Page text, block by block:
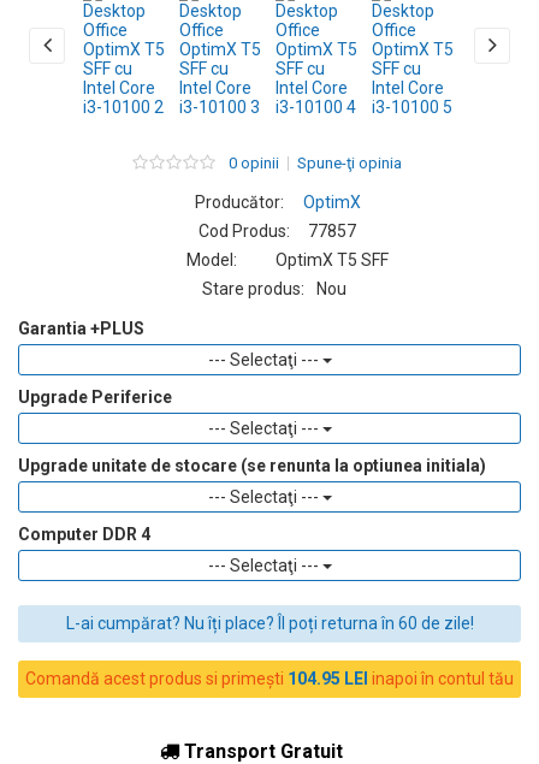
0 opinii Spune-ţi opinia
Producător:
OptimX
Cod Produs:
77857
Model:
OptimX T5 SFF
Stare produs:
Nou
Garantia +PLUS
--- Selectaţi ---
Upgrade Periferice
--- Selectaţi ---
Upgrade unitate de stocare (se renunta la optiunea initiala)
--- Selectaţi ---
Computer DDR 4
--- Selectaţi ---
L-ai cumpărat? Nu îți place? Îl poți returna în 60 de zile!
Comandă acest produs si primești 104.95 LEI inapoi în contul tău
Transport Gratuit